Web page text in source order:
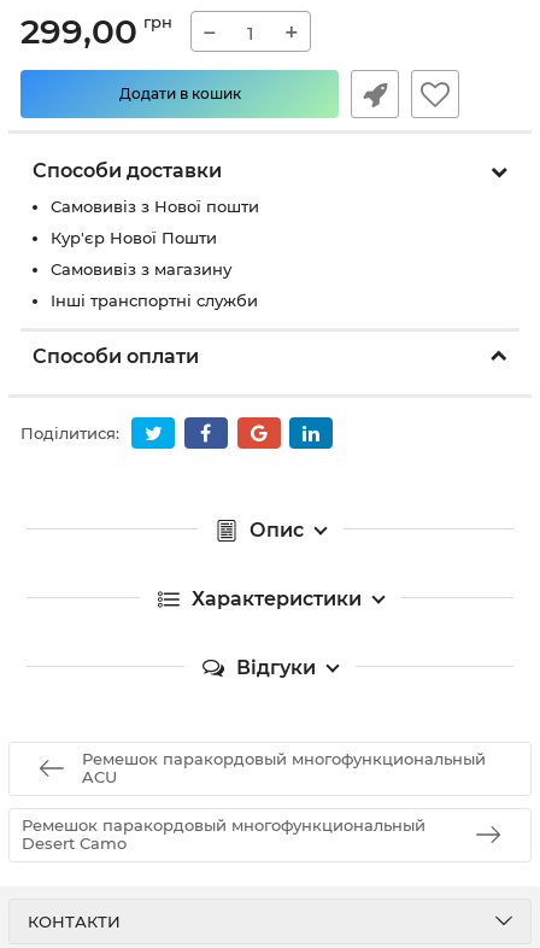
299,00 грн − +
Додати в кошик
Способи доставки
Самовивіз з Нової пошти
Кур'єр Нової Пошти
Самовивіз з магазину
Інші транспортні служби
Способи оплати
Поділитися:
Опис
Характеристики
Відгуки
Ремешок паракордовый многофункциональный
ACU
Ремешок паракордовый многофункциональный
Desert Camo
КОНТАКТИ